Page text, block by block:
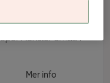
Spel Monster Smash
Mer info